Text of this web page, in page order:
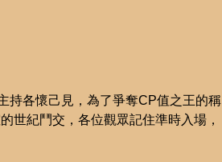
持各懷己見，為了爭奪CP值之王的稱
世紀鬥交，各位觀眾記住準時入場，